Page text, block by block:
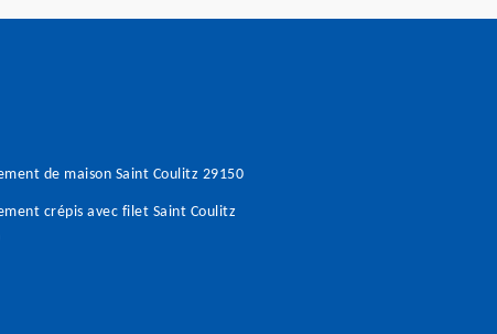
de maison Saint Coulitz 29150
crépis avec filet Saint Coulitz